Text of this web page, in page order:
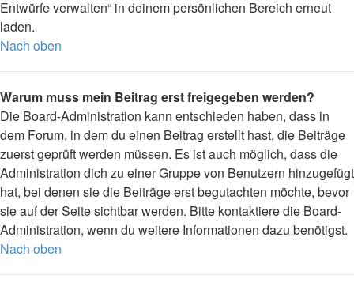
Entwürfe verwalten“ in deinem persönlichen Bereich erneut
laden.
Nach oben
Warum muss mein Beitrag erst freigegeben werden?
Die Board-Administration kann entschieden haben, dass in
dem Forum, in dem du einen Beitrag erstellt hast, die Beiträge
zuerst geprüft werden müssen. Es ist auch möglich, dass die
Administration dich zu einer Gruppe von Benutzern hinzugefügt
hat, bei denen sie die Beiträge erst begutachten möchte, bevor
sie auf der Seite sichtbar werden. Bitte kontaktiere die Board-
Administration, wenn du weitere Informationen dazu benötigst.
Nach oben